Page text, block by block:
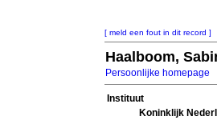
[ meld een fout in dit record ]
Haalboom,
Persoonlijke homepage
Instituut
Koninklijk